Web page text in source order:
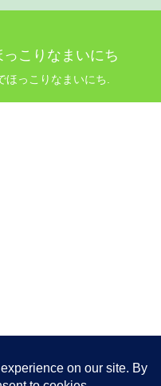
こりなまいにち
っこりなまいにち.